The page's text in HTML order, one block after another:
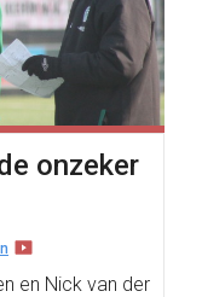
onzeker
en Nick van der